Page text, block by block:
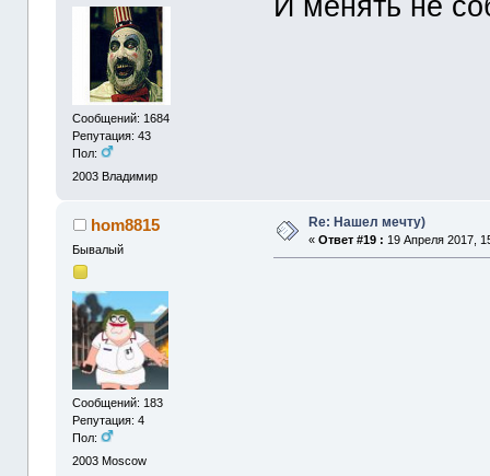
Сообщений: 1684
Репутация: 43
Пол:
2003 Владимир
hom8815
Бывалый
Сообщений: 183
Репутация: 4
Пол:
2003 Moscow
Re: Нашел мечту)
«Ответ #19 : 19 Апреля 2017,